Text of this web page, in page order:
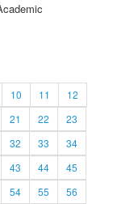
10 11
12
21 22
23
32 33
34
43 44
45
54 55
56